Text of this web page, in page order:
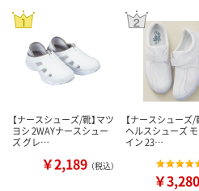
【ナースシューズ/靴】マツ
ヨシ 2WAYナースシュー
ズ グレ…
￥2,189 （税込）
【ナースシューズ/
ヘルスシューズ
イン 23…
￥3,280